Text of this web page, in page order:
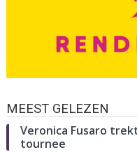
MEEST GELEZEN
Veronica Fusaro
tournee